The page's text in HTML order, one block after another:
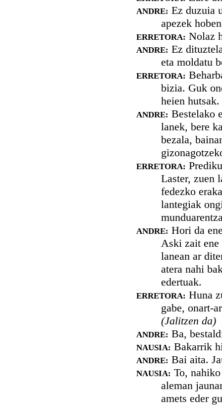
ANDRE: Ez duzuia
apezek
ERRETORA: Nolaz
ANDRE: Ez
eta moldatu
ERRETORA:
bizia. Guk
heien hutsak.
ANDRE: Bestelako
lanek, bere
bezala,
ERRETORA:
Laster, zuen
fedezko
lantegiak
ANDRE: Hori da
Aski zait ene
lanean ar
atera nahi
edertuak.
ERRETORA: Huna
gabe, onart-
(Jalitzen da)
ANDRE: Ba,
NAUSIA: Bakarrik
ANDRE: Bai aita.
NAUSIA: To,
aleman
amets eder